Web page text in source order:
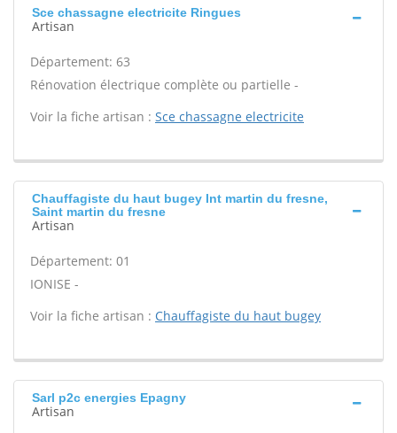
Sce chassagne electricite Ringues
Artisan
Département: 63
Rénovation électrique complète ou partielle -
Voir la fiche artisan : Sce chassagne electricite
Chauffagiste du haut bugey Int martin du fresne,
Saint martin du fresne
Artisan
Département: 01
IONISE -
Voir la fiche artisan : Chauffagiste du haut bugey
Sarl p2c energies Epagny
Artisan